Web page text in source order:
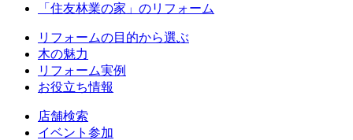
「住友林業の家」のリフォーム
リフォームの目的から選ぶ
木の魅力
リフォーム実例
お役立ち情報
店舗検索
イベント参加